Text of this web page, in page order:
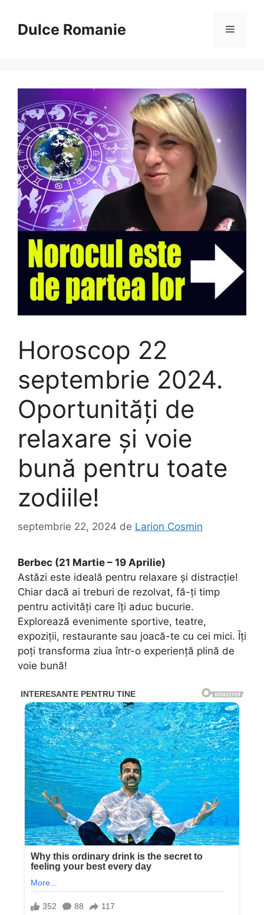
conținutDulce Romanie Meniu
Horoscop 22
septembrie 2024.
Oportunități de
relaxare și voie
bună pentru toate
zodiile!
septembrie 22, 2024 de Larion Cosmin
Berbec (21 Martie – 19 Aprilie)
Astăzi este ideală pentru relaxare și distracție!
Chiar dacă ai treburi de rezolvat, fă-ți timp
pentru activități care îți aduc bucurie.
Explorează evenimente sportive, teatre,
expoziții, restaurante sau joacă-te cu cei mici. Îți
poți transforma ziua într-o experiență plină de
voie bună!